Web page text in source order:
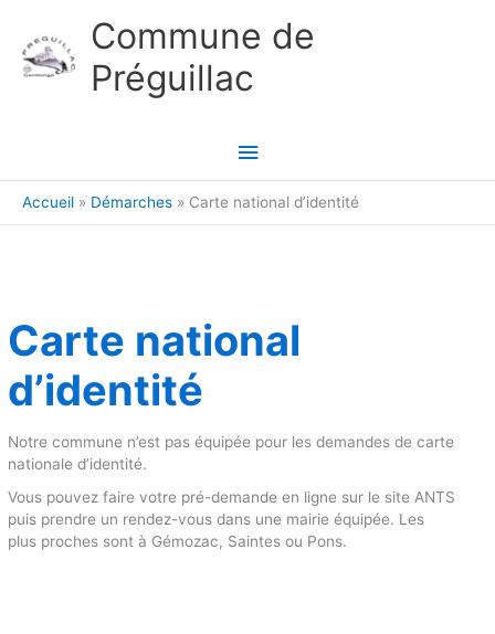
Commune de
Préguillac
Menu
principal
Accueil Démarches Carte national d’identité
Carte national
d’identité
Notre commune n’est pas équipée pour les demandes de carte
nationale d’identité.
Vous pouvez faire votre pré-demande en ligne sur le site ANTS
puis prendre un rendez-vous dans une mairie équipée. Les
plus proches sont à Gémozac, Saintes ou Pons.